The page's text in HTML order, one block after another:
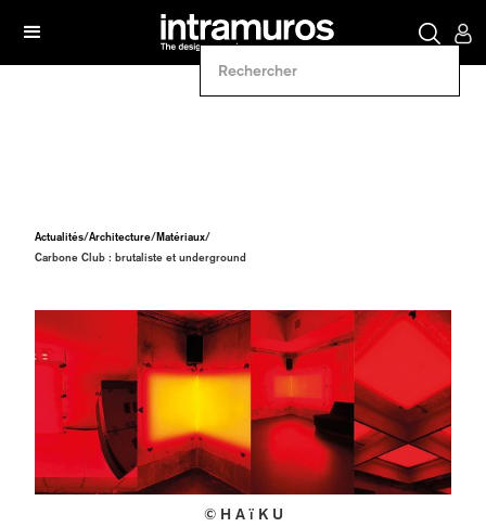
Actualités/Architecture/Matériaux/
Carbone Club : brutaliste et underground
© H A ï K U